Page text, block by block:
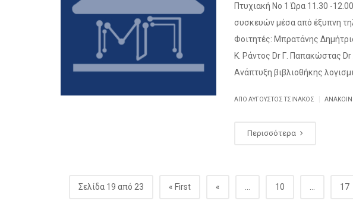
Πτυχιακή Νο 1 Ώρα 11.30 -
συσκευών μέσα από έξυπνη
Φοιτητές: Μπρατάνης
Κ. Ράντος Dr Γ. Παπακώστας
Ανάπτυξη βιβλιοθήκης
ΑΠΌΑΎΓΟΥΣΤΟΣ ΤΣΙΝΆΚΟΣ
Περισσότερα
Σελίδα 19 από 23 « First « 10 17